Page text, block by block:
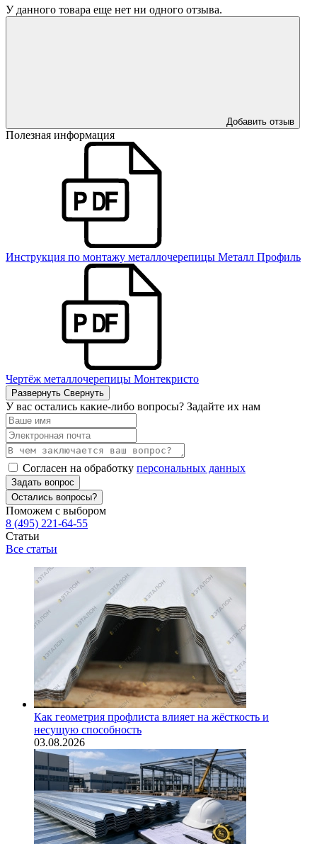
У данного товара еще нет ни одного отзыва.
Добавить отзыв
Полезная информация
Инструкция по монтажу металлочерепицы Металл Профиль
Чертёж металлочерепицы Монтекристо
Развернуть Свернуть
У вас остались какие-либо вопросы? Задайте их нам
Согласен на обработку персональных данных
Задать вопрос
Остались вопросы?
Поможем с выбором
8 (495) 221-64-55
Статьи
Все статьи
Как геометрия профлиста влияет на жёсткость и
несущую способность
03.08.2026